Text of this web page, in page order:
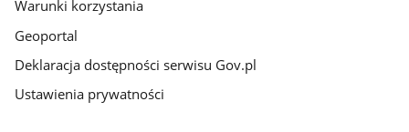
Warunki korzystania
Geoportal
Deklaracja dostępności serwisu Gov.pl
Ustawienia prywatności